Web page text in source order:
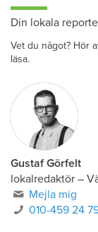
Din lokala
Vet du något? Hör
läsa.
Gustaf Görfelt
lokalredaktör –
Mejla mig
010-459 24